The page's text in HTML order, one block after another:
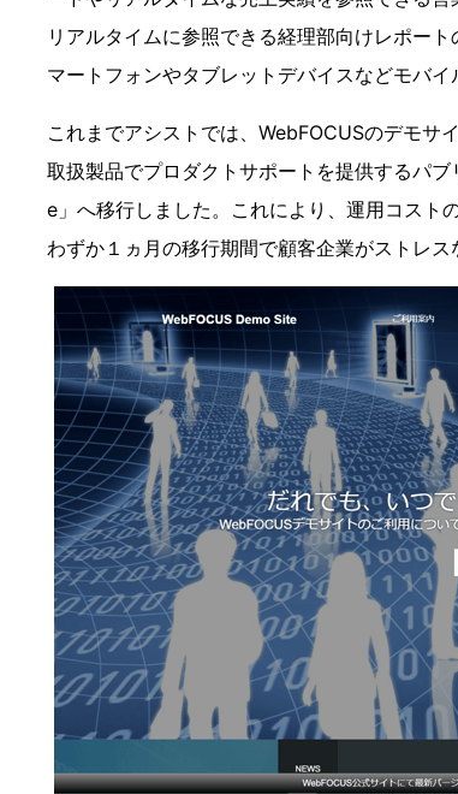
リアルタイムに参照できる経理部向けレポー
マートフォンやタブレットデバイスなどモバイ
これまでアシストでは、WebFOCUSのデモサ
取扱製品でプロダクトサポートを提供するパ
e」へ移行しました。これにより、運用コスト
わずか１ヵ月の移行期間で顧客企業がストレ